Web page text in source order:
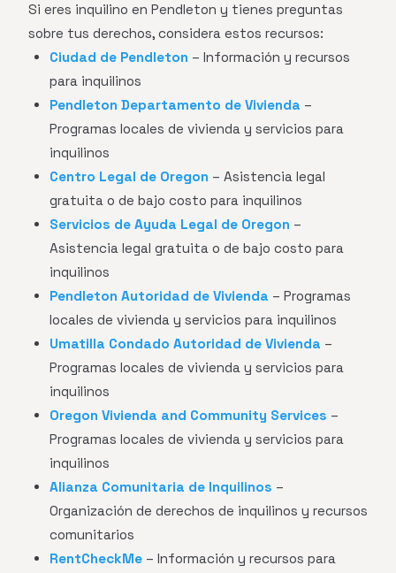
Si eres inquilino en Pendleton y tienes preguntas
sobre tus derechos, considera estos recursos:
Ciudad de Pendleton – Información y recursos
para inquilinos
Pendleton Departamento de Vivienda –
Programas locales de vivienda y servicios para
inquilinos
Centro Legal de Oregon – Asistencia legal
gratuita o de bajo costo para inquilinos
Servicios de Ayuda Legal de Oregon –
Asistencia legal gratuita o de bajo costo para
inquilinos
Pendleton Autoridad de Vivienda – Programas
locales de vivienda y servicios para inquilinos
Umatilla Condado Autoridad de Vivienda –
Programas locales de vivienda y servicios para
inquilinos
Oregon Vivienda and Community Services –
Programas locales de vivienda y servicios para
inquilinos
Alianza Comunitaria de Inquilinos –
Organización de derechos de inquilinos y recursos
comunitarios
RentCheckMe – Información y recursos para